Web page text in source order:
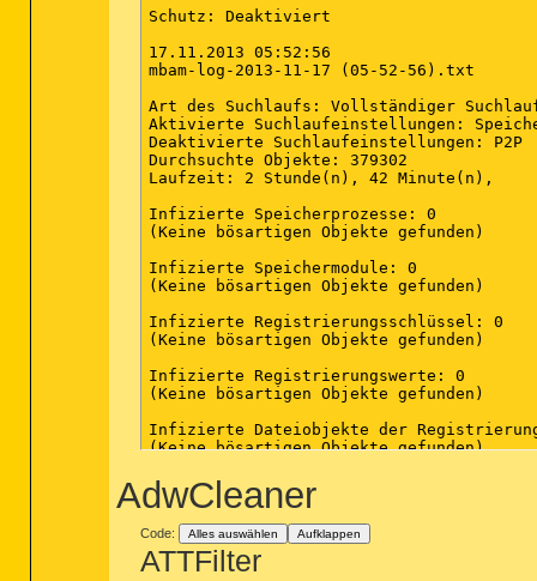
Schutz: Deaktiviert
17.11.2013 05:52:56
mbam-log-2013-11-17 (05-52-56).txt
Art des Suchlaufs: Vollständiger
Aktivierte Suchlaufeinstellungen:
Deaktivierte Suchlaufeinstellungen: P2P
Durchsuchte Objekte: 379302
Laufzeit: 2 Stunde(n), 42 Minute(n),
Infizierte Speicherprozesse: 0
(Keine bösartigen Objekte gefunden)
Infizierte Speichermodule: 0
(Keine bösartigen Objekte gefunden)
Infizierte Registrierungsschlüssel: 0
(Keine bösartigen Objekte gefunden)
Infizierte Registrierungswerte: 0
(Keine bösartigen Objekte gefunden)
Infizierte Dateiobjekte der
(Keine bösartigen Objekte gefunden)
Infizierte Verzeichnisse: 0
(Keine bösartigen Objekte gefunden)
Infizierte Dateien: 0
(Keine bösartigen Objekte gefunden)
AdwCleaner
Code: Alles auswählen Aufklappen
ATTFilter